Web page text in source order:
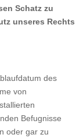
Schatz zu
unseres Rechts
des
von
Befugnisse
oder gar zu